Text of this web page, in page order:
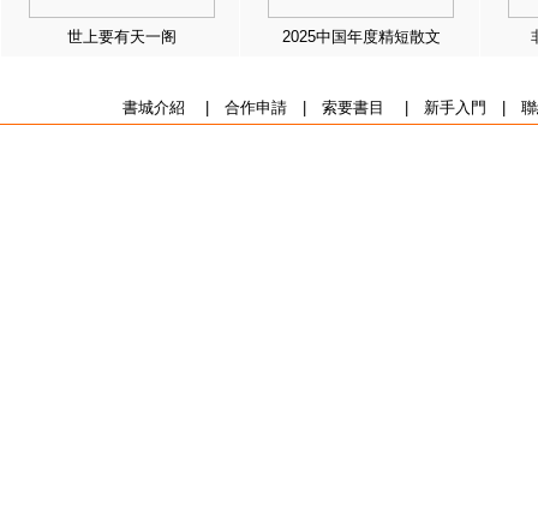
世上要有天一阁 2025中国年度精短散文
書城介紹 合作申請| 索要書目 新手入門